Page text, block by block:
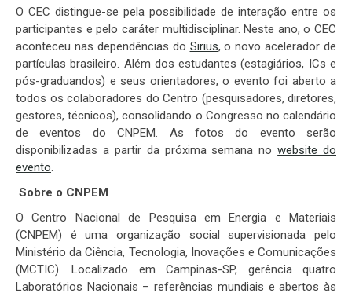
O CEC distingue-se pela possibilidade de interação entre os
participantes e pelo caráter multidisciplinar. Neste ano, o CEC
aconteceu nas dependências do Sirius, o novo acelerador de
partículas brasileiro. Além dos estudantes (estagiários, ICs e
pós-graduandos) e seus orientadores, o evento foi aberto a
todos os colaboradores do Centro (pesquisadores, diretores,
gestores, técnicos), consolidando o Congresso no calendário
de eventos do CNPEM. As fotos do evento serão
disponibilizadas a partir da próxima semana nowebsite do
evento.
Sobre o CNPEM
O Centro Nacional de Pesquisa em Energia e Materiais
(CNPEM) é uma organização social supervisionada pelo
Ministério da Ciência, Tecnologia, Inovações e Comunicações
(MCTIC). Localizado em Campinas-SP, gerência quatro
Laboratórios Nacionais – referências mundiais e abertos às